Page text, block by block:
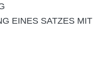
EINES SATZES MIT